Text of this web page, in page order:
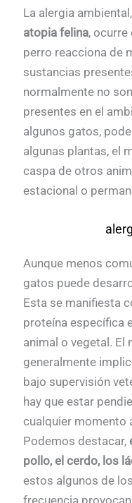
La alergia
atopia felina, ocurre
perro reacciona de
sustancias
normalmente no
presentes en el
algunos gatos,
algunas plantas, el
caspa de otros
estacional o
Aunque menos
gatos puede
Esta se manifiesta
proteína específica
animal o vegetal. El
generalmente
bajo supervisión
hay que estar
cualquier momento
Podemos destacar,
pollo, el cerdo, los
estos algunos de
frecuencia provocan